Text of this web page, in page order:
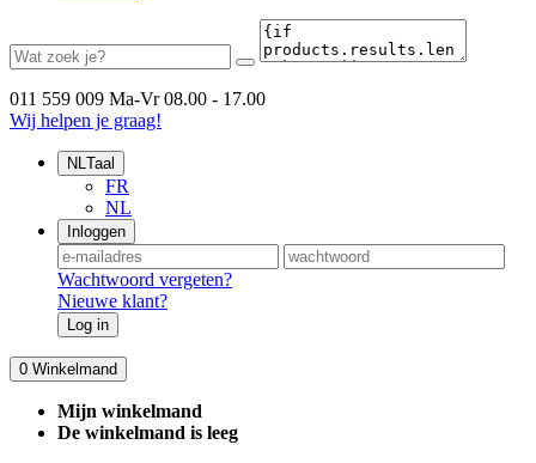
011 559 009 Ma-Vr 08.00 - 17.00
Wij helpen je graag!
NLTaal
FR
NL
Inloggen
Wachtwoord vergeten?
Nieuwe klant?
Log in
0 Winkelmand
Mijn winkelmand
De winkelmand is leeg